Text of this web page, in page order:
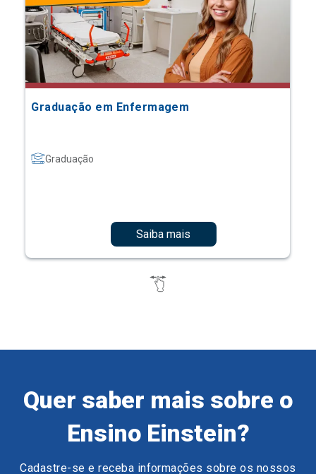
Graduação em Enfermagem
Graduação
Saiba mais
Quer saber mais sobre o
Ensino Einstein?
Cadastre-se e receba informações sobre os nossos